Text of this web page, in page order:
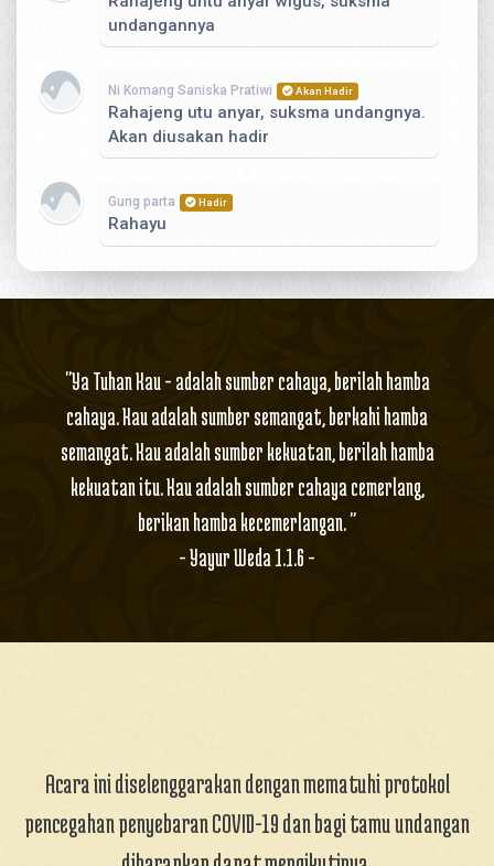
undangannya
Ni Komang Saniska Pratiwi Akan Hadir
Rahajeng utu anyar, suksma undangnya.
Akan diusakan hadir
Gung parta Hadir
Rahayu
Bontok Ganteng Sekali Selibawww Akan Hadir
Selamat menempuh hidup dengan
pasangan anda, dan anda jga
memenangkan voucher belanja senilai
1000 rupiah seumur hidup
Nggih Gus nggih astungkara untuk
Dayu Diyah Akan Hadir
"Ya Tuhan Kau – adalah sumber cahaya, berilah hamba
cahaya. Kau adalah sumber semangat, berkahi hamba
semangat. Kau adalah sumber kekuatan, berilah hamba
kekuatan itu. Kau adalah sumber cahaya cemerlang,
berikan hamba kecemerlangan. "
- Yayur Weda 1.1.6 -
Acara ini diselenggarakan dengan mematuhi protokol
pencegahan penyebaran COVID-19 dan bagi tamu undangan